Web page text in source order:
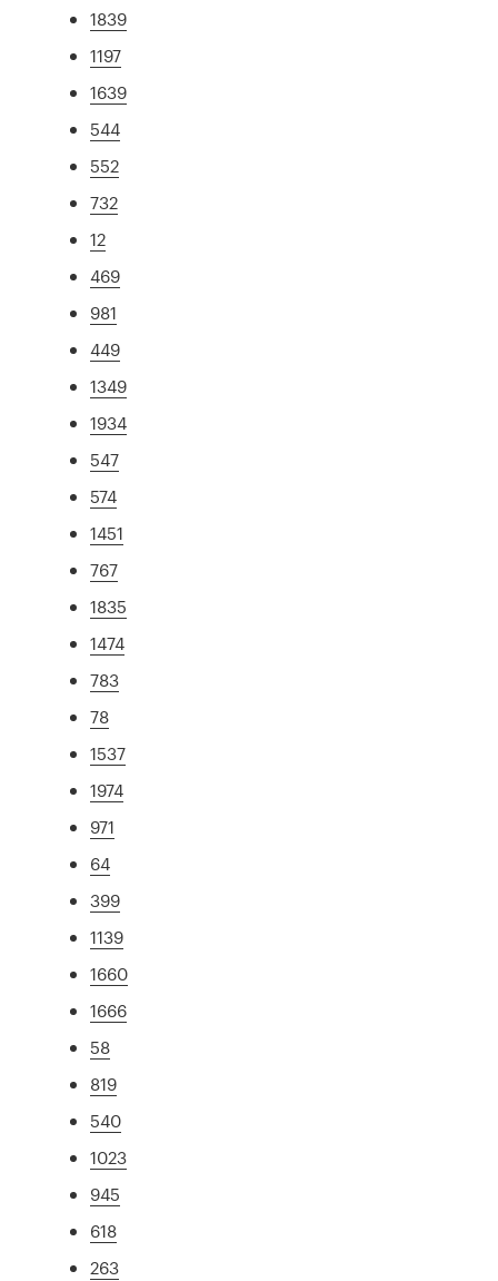
1839
1197
1639
544
552
732
12
469
981
449
1349
1934
547
574
1451
767
1835
1474
783
78
1537
1974
971
64
399
1139
1660
1666
58
819
540
1023
945
618
263